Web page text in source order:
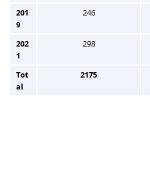
201
9
246
202
1
298
Tot
al
2175